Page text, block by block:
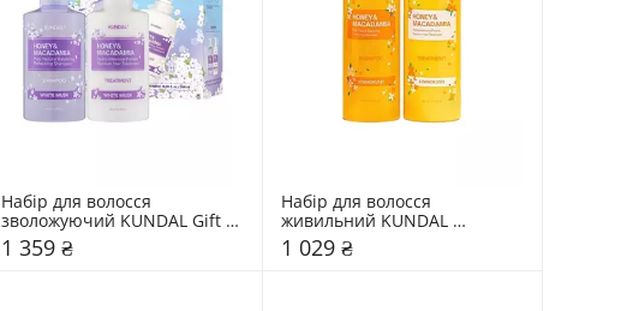
Набір для волосся
зволожуючий KUNDAL Gift
Edition White Musk Set
1 359 ₴
Набір для волосся
живильний KUNDAL
Osmanthus Edition
Shampoo&Treatment
1 029 ₴